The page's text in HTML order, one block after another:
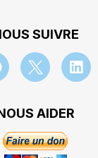
SUIVRE
AIDER